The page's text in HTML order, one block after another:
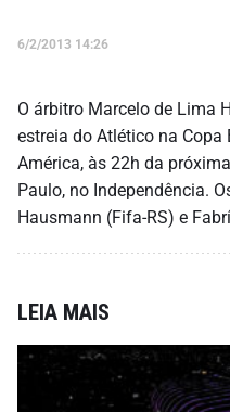
6/2/2013 14:26
O árbitro Marcelo de Lima
estreia do Atlético na Copa
América, às 22h da
Paulo, no Independência.
Hausmann (Fifa-RS) e
LEIA MAIS